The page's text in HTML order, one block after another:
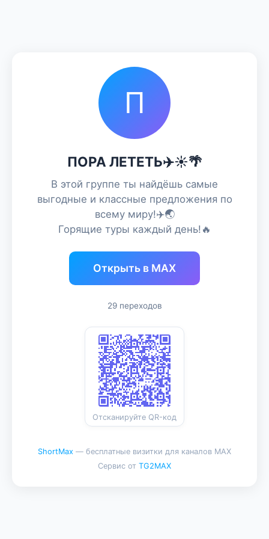
П
ПОРА ЛЕТЕТЬ✈️☀️🌴
В этой группе ты найдёшь самые
выгодные и классные предложения по
всему миру!✈️🌏
Горящие туры каждый день!🔥
Открыть в MAX
29 переходов
Отсканируйте QR-код
ShortMax — бесплатные визитки для каналов MAX
Сервис от TG2MAX